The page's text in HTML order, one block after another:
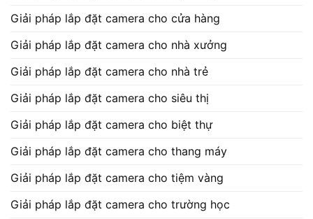
Giải pháp lắp đặt camera cho cửa hàng
Giải pháp lắp đặt camera cho nhà xưởng
Giải pháp lắp đặt camera cho nhà trẻ
Giải pháp lắp đặt camera cho siêu thị
Giải pháp lắp đặt camera cho biệt thự
Giải pháp lắp đặt camera cho thang máy
Giải pháp lắp đặt camera cho tiệm vàng
Giải pháp lắp đặt camera cho trường học